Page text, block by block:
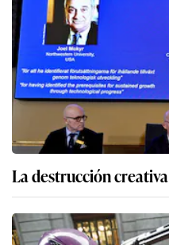
La destrucción creativa